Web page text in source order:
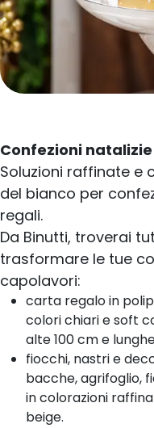
Confezioni natalizie
Soluzioni raffinate e
del bianco per
regali.
Da Binutti, troverai
trasformare le tue
capolavori:
carta regalo in
colori chiari e soft
alte 100 cm e
fiocchi, nastri e
bacche, agrifoglio,
in colorazioni
beige.